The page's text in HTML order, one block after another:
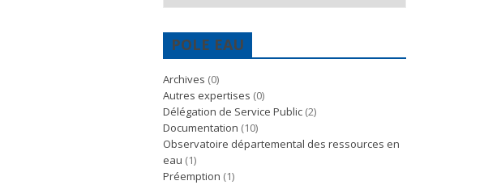
POLE EAU
Archives (0)
Autres expertises (0)
Délégation de Service Public (2)
Documentation (10)
Observatoire départemental des ressources en
eau (1)
Préemption (1)